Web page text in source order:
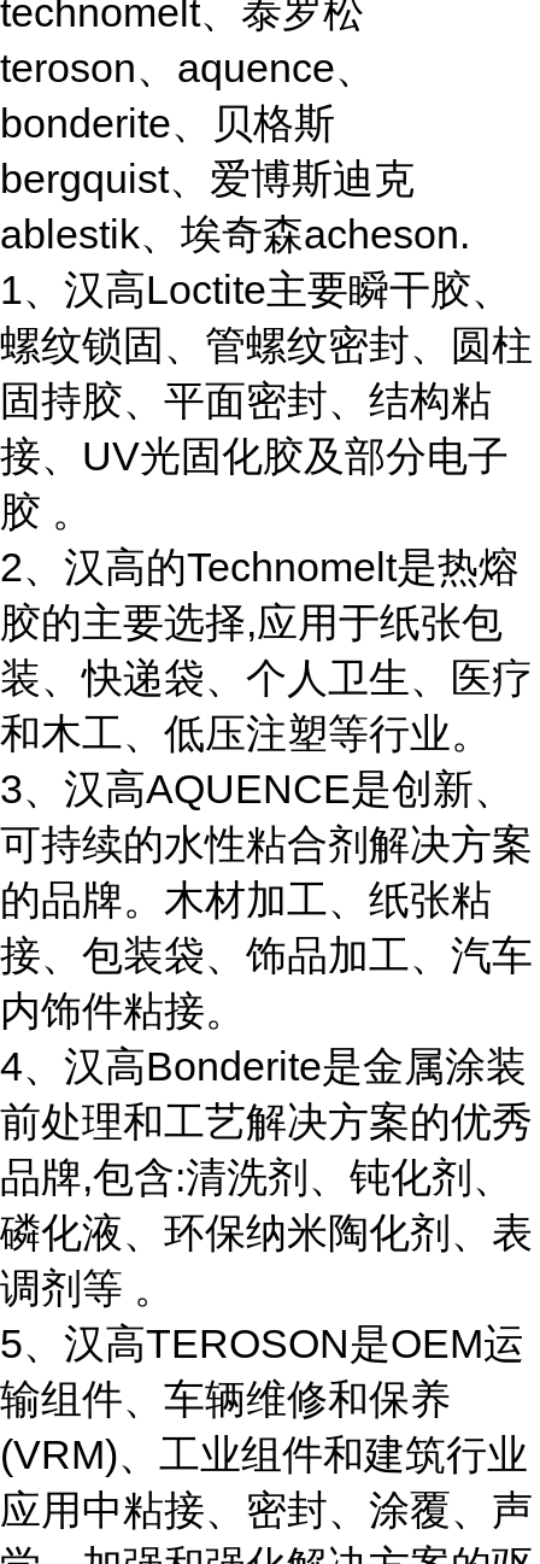
technomelt、泰罗松
teroson、aquence、
bonderite、贝格斯
bergquist、爱博斯迪克
ablestik、埃奇森acheson.
1、汉高Loctite主要瞬干胶、
螺纹锁固、管螺纹密封、圆柱
固持胶、平面密封、结构粘
接、UV光固化胶及部分电子
胶 。
2、汉高的Technomelt是热熔
胶的主要选择,应用于纸张包
装、快递袋、个人卫生、医疗
和木工、低压注塑等行业。
3、汉高AQUENCE是创新、
可持续的水性粘合剂解决方案
的品牌。木材加工、纸张粘
接、包装袋、饰品加工、汽车
内饰件粘接。
4、汉高Bonderite是金属涂装
前处理和工艺解决方案的优秀
品牌,包含:清洗剂、钝化剂、
磷化液、环保纳米陶化剂、表
调剂等 。
5、汉高TEROSON是OEM运
输组件、车辆维修和保养
(VRM)、工业组件和建筑行业
应用中粘接、密封、涂覆、声